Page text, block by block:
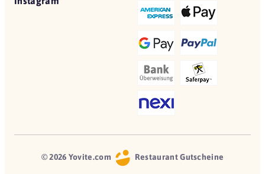
© 2026 Yovite.com Restaurant Gutscheine